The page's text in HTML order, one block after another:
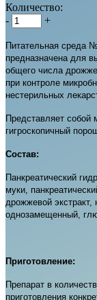
Количество:
-
+
Питательная среда
предназначена для
общего числа
при контроле
нестерильных
Представляет собой
гигроскопичный
Состав:
Панкреатический
муки,
дрожжевой
однозамещенный,
Приготовление:
Препарат в
приготовления